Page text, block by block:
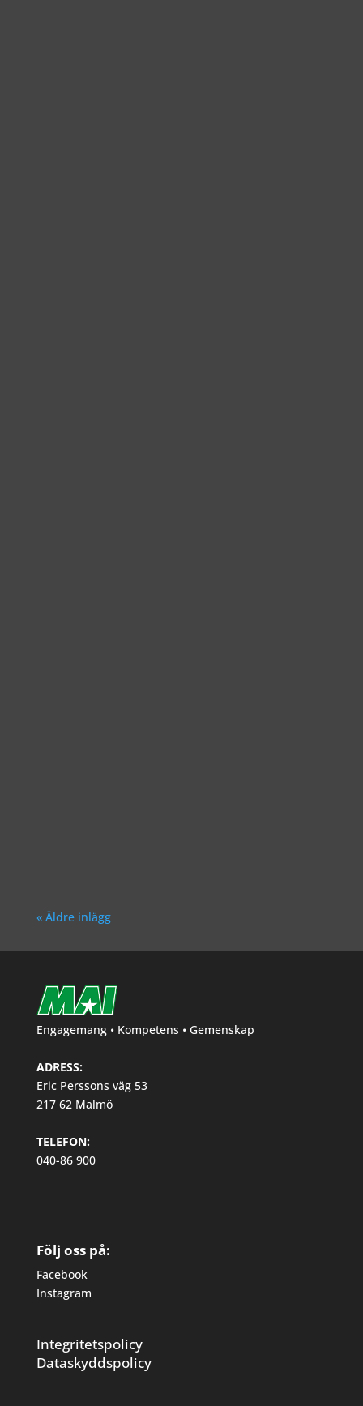
« Äldre inlägg
Engagemang • Kompetens • Gemenskap
ADRESS:
Eric Perssons väg 53
217 62 Malmö
TELEFON:
040-86 900
Följ oss på:
Facebook
Instagram
Integritetspolicy
Dataskyddspolicy